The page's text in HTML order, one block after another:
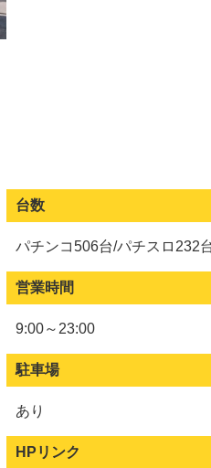
台数
パチンコ506台/パチスロ232
営業時間
9:00～23:00
駐車場
あり
HPリンク